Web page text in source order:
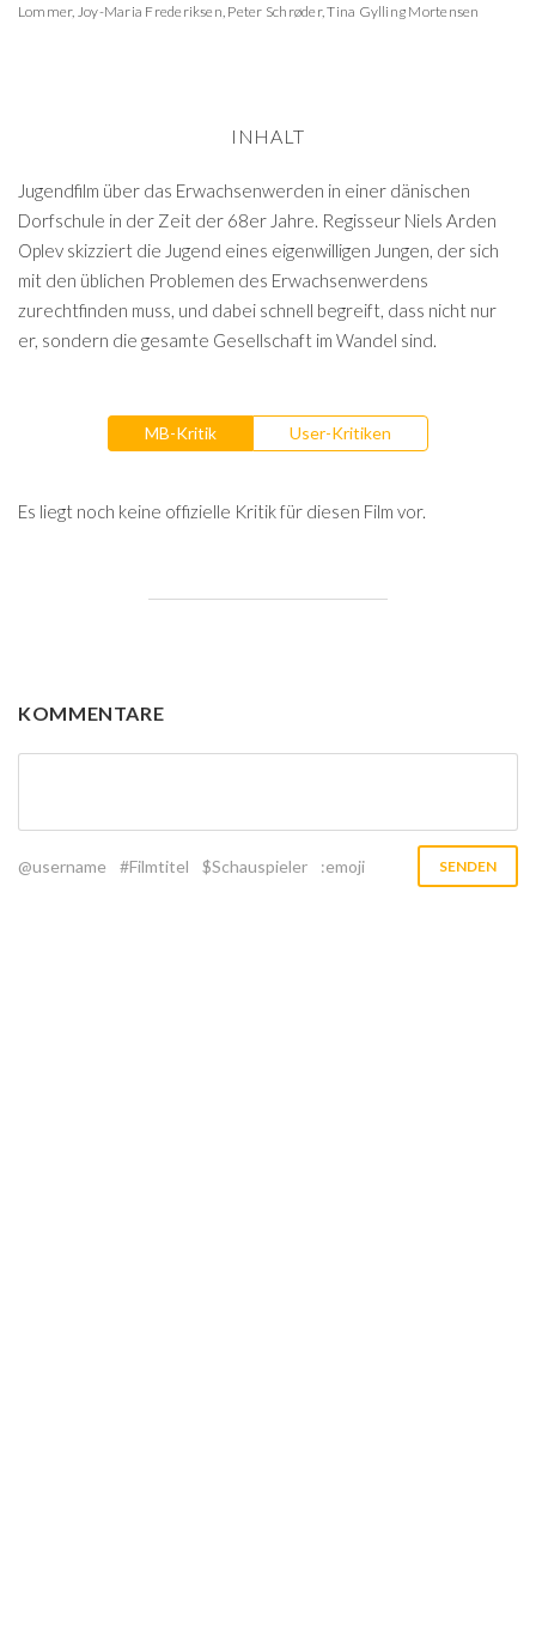
Lommer, Joy-Maria Frederiksen, Peter Schrøder,Tina Gylling Mortensen
INHALT
Jugendfilm über das Erwachsenwerden in einer dänischen
Dorfschule in der Zeit der 68er Jahre. Regisseur Niels Arden
Oplev skizziert die Jugend eines eigenwilligen Jungen, der sich
mit den üblichen Problemen des Erwachsenwerdens
zurechtfinden muss, und dabei schnell begreift, dass nicht nur
er, sondern die gesamte Gesellschaft im Wandel sind.
MB-Kritik User-Kritiken
Es liegt noch keine offizielle Kritik für diesen Film vor.
KOMMENTARE
@username #Filmtitel $Schauspieler :emoji